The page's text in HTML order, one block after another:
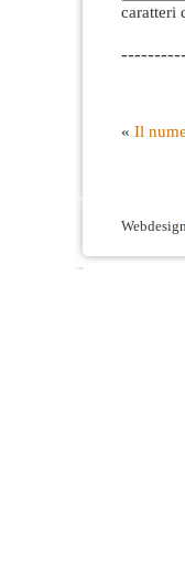
caratteri
« Il
Webdesign